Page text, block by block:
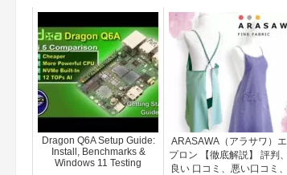
Dragon Q6A Setup Guide:
Install, Benchmarks &
Windows 11 Testing
ARASAWA（アラサワ）エ
プロン 【徹底解説】 評判、
良い 口コミ、悪い口コミ、